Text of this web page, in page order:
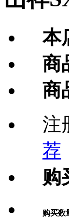
本
商
商
注
荐
购
购买数